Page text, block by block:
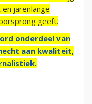
jarenlange
geeft.
onderdeel van
aan kwaliteit,